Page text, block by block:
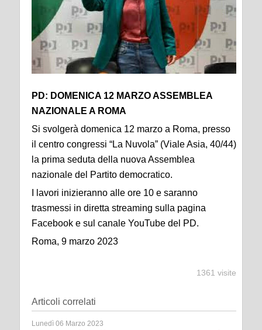
PD: DOMENICA 12 MARZO ASSEMBLEA
NAZIONALE A ROMA
Si svolgerà domenica 12 marzo a Roma, presso
il centro congressi “La Nuvola” (Viale Asia, 40/44)
la prima seduta della nuova Assemblea
nazionale del Partito democratico.
I lavori inizieranno alle ore 10 e saranno
trasmessi in diretta streaming sulla pagina
Facebook e sul canale YouTube del PD.
Roma, 9 marzo 2023
1361 visite
Articoli correlati
Lunedì 06 Marzo 2023